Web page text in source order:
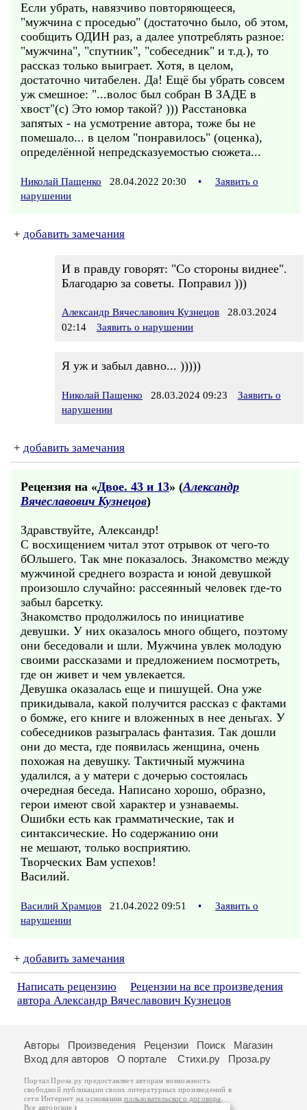
Если убрать, навязчиво повторяющееся,
"мужчина с проседью" (достаточно было, об этом,
сообщить ОДИН раз, а далее употреблять разное:
"мужчина", "спутник", "собеседник" и т.д.), то
рассказ только выиграет. Хотя, в целом,
достаточно читабелен. Да! Ещё бы убрать совсем
уж смешное: "...волос был собран В ЗАДЕ в
хвост"(с) Это юмор такой? ))) Расстановка
запятых - на усмотрение автора, тоже бы не
помешало... в целом "понравилось" (оценка),
определённой непредсказуемостью сюжета...
Николай Пащенко 28.04.2022 20:30 •
Заявить о
нарушении
+ добавить замечания
И в правду говорят: "Со стороны виднее".
Благодарю за советы. Поправил )))
Александр Вячеславович Кузнецов 28.03.2024
02:14
Заявить о нарушении
Я уж и забыл давно... )))))
Николай Пащенко 28.03.2024 09:23
Заявить о
нарушении
+ добавить замечания
Рецензия на «Двое. 43 и 13» (Александр
Вячеславович Кузнецов)
Здравствуйте, Александр!
С восхищением читал этот отрывок от чего-то
бОльшего. Так мне показалось. Знакомство между
мужчиной среднего возраста и юной девушкой
произошло случайно: рассеянный человек где-то
забыл барсетку.
Знакомство продолжилось по инициативе
девушки. У них оказалось много общего, поэтому
они беседовали и шли. Мужчина увлек молодую
своими рассказами и предложением посмотреть,
где он живет и чем увлекается.
Девушка оказалась еще и пишущей. Она уже
прикидывала, какой получится рассказ с фактами
о бомже, его книге и вложенных в нее деньгах. У
собеседников разыгралась фантазия. Так дошли
они до места, где появилась женщина, очень
похожая на девушку. Тактичный мужчина
удалился, а у матери с дочерью состоялась
очередная беседа. Написано хорошо, образно,
герои имеют свой характер и узнаваемы.
Ошибки есть как грамматические, так и
синтаксические. Но содержанию они
не мешают, только восприятию.
Творческих Вам успехов!
Василий.
Василий Храмцов 21.04.2022 09:51 •
Заявить о
нарушении
+ добавить замечания
Написать рецензию
Рецензии на все произведения
автора Александр Вячеславович Кузнецов
Авторы Произведения Рецензии Поиск
Магазин
Вход для авторов
О портале Стихи.ру Проза.ру
Портал Проза.ру предоставляет авторам возможность
свободной публикации своих литературных произведений в
сети Интернет на основаниипользовательского договора
Все авторские права на произведения принадлежат авторам